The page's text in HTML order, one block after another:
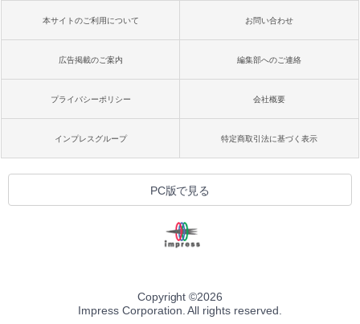
本サイトのご利用について お問い合わせ
広告掲載のご案内 編集部へのご連絡
プライバシーポリシー 会社概要
インプレスグループ 特定商取引法に基づく表示
PC版で見る
Copyright ©2026
Impress Corporation. All rights reserved.